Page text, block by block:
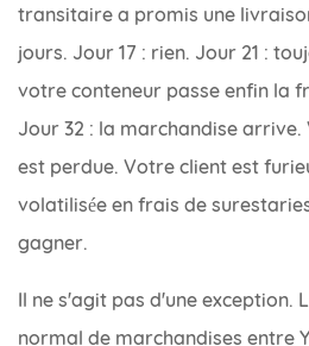
transitaire a promis une
jours. Jour 17 : rien. Jour 21 :
votre conteneur passe enfin la
Jour 32 : la marchandise
est perdue. Votre client est
volatilisée en frais de
gagner.
Il ne s'agit pas d'une
normal de marchandises entre